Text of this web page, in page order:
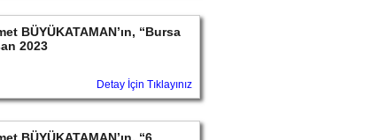
BÜYÜKATAMAN’ın, “Bursa
2023
Detay İçin Tıklayınız